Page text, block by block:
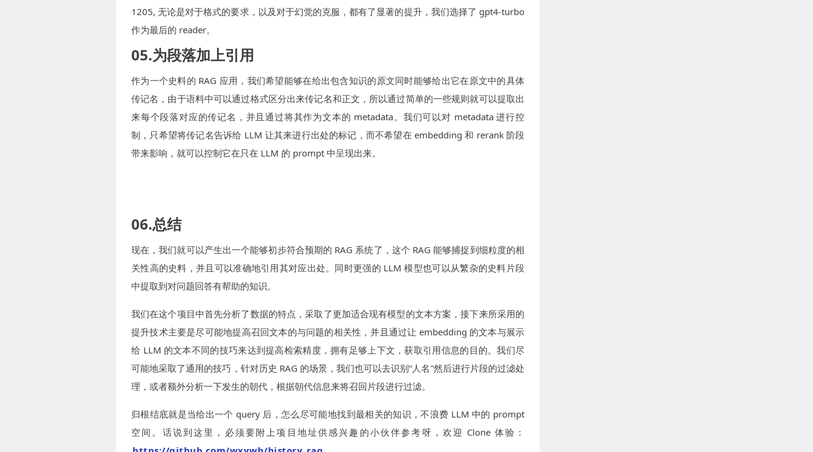
1205, 无论是对于格式的要求，以及对于幻觉的克服，都有了显著的提升，我们选择了 gpt4-turbo
作为最后的 reader。
05.为段落加上引用
作为一个史料的 RAG 应用，我们希望能够在给出包含知识的原文同时能够给出它在原文中的具体
传记名，由于语料中可以通过格式区分出来传记名和正文，所以通过简单的一些规则就可以提取出
来每个段落对应的传记名，并且通过将其作为文本的 metadata。我们可以对 metadata 进行控
制，只希望将传记名告诉给 LLM 让其来进行出处的标记，而不希望在 embedding 和 rerank 阶段
带来影响，就可以控制它在只在 LLM 的 prompt 中呈现出来。
06.总结
现在，我们就可以产生出一个能够初步符合预期的 RAG 系统了，这个 RAG 能够捕捉到细粒度的相
关性高的史料，并且可以准确地引用其对应出处。同时更强的 LLM 模型也可以从繁杂的史料片段
中提取到对问题回答有帮助的知识。
我们在这个项目中首先分析了数据的特点，采取了更加适合现有模型的文本方案，接下来所采用的
提升技术主要是尽可能地提高召回文本的与问题的相关性，并且通过让 embedding 的文本与展示
给 LLM 的文本不同的技巧来达到提高检索精度，拥有足够上下文，获取引用信息的目的。我们尽
可能地采取了通用的技巧，针对历史 RAG 的场景，我们也可以去识别“人名”然后进行片段的过滤处
理，或者额外分析一下发生的朝代，根据朝代信息来将召回片段进行过滤。
归根结底就是当给出一个 query 后，怎么尽可能地找到最相关的知识，不浪费 LLM 中的 prompt
空间。话说到这里，必须要附上项目地址供感兴趣的小伙伴参考呀，欢迎 Clone 体验：